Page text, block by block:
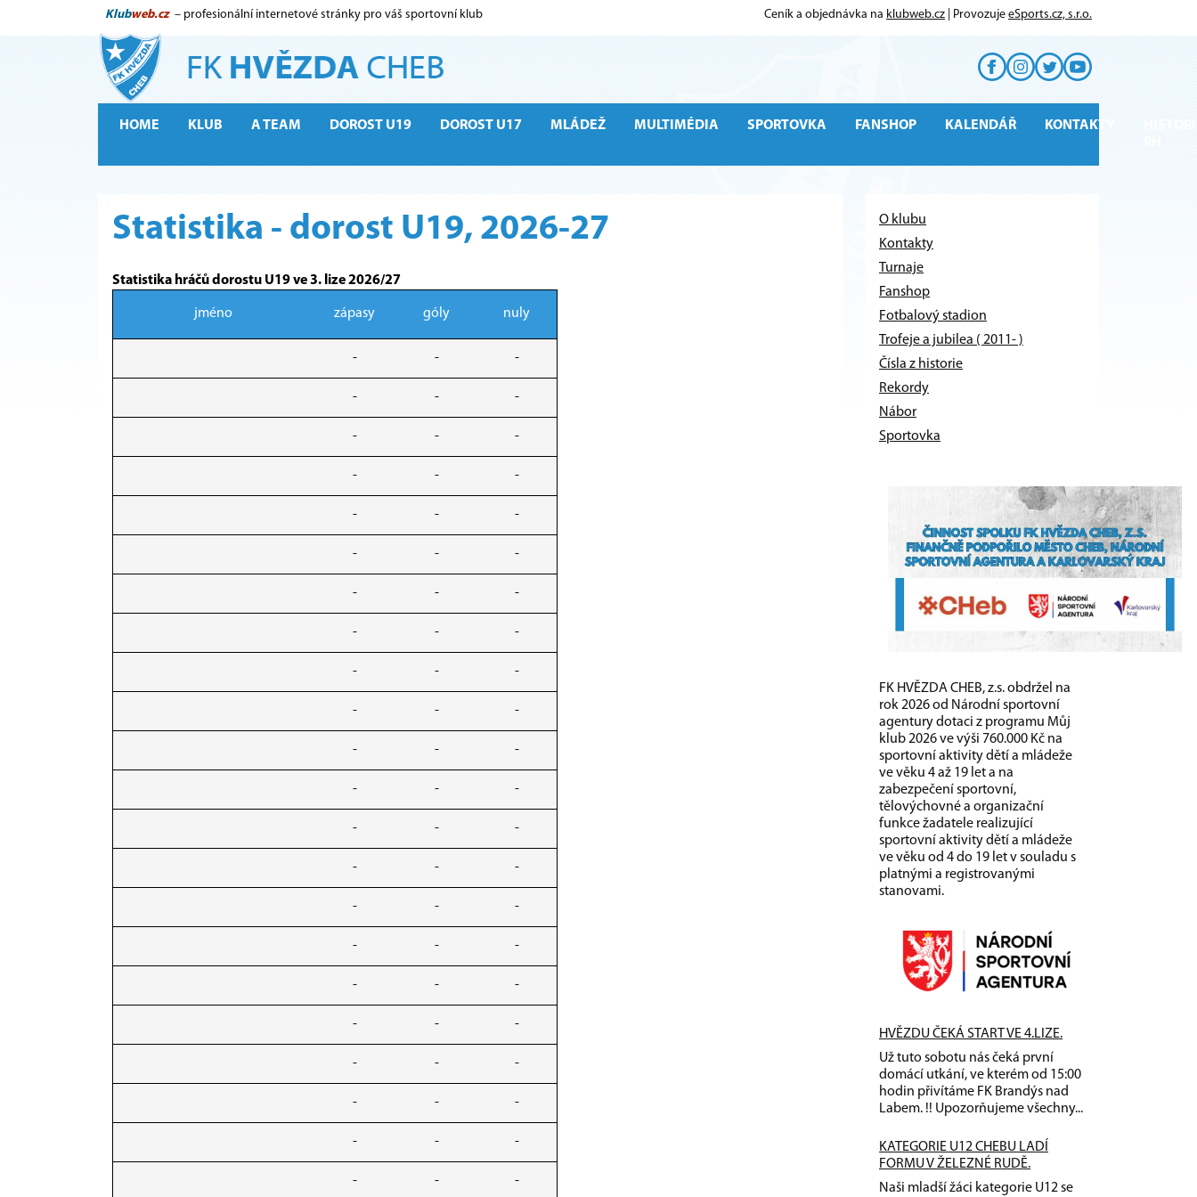
Klubweb.cz – profesionální internetové stránky pro váš sportovní klub Ceník a objednávka na klubweb.cz | Provozuje eSports.cz, s.r.o.
HOME KLUB A TEAM DOROST U19 DOROST U17 MLÁDEŽ MULTIMÉDIA SPORTOVKA FANSHOP KALENDÁŘ KONTAKTY
Statistika - dorost U19, 2026-27
Statistika hráčů dorostu U19 ve 3. lize 2026/27
jméno zápasy góly nuly
- - -
- - -
- - -
- - -
- - -
- - -
- - -
- - -
- - -
- - -
- - -
- - -
- - -
- - -
- - -
- - -
- - -
- - -
- - -
- - -
- - -
- - -
O klubu
Kontakty
Turnaje
Fanshop
Fotbalový stadion
Trofeje a jubilea ( 2011- )
Čísla z historie
Rekordy
Nábor
Sportovka
FK HVĚZDA CHEB, z.s. obdržel na
rok 2026 od Národní sportovní
agentury dotaci z programu Můj
klub 2026 ve výši 760.000 Kč na
sportovní aktivity dětí a mládeže
ve věku 4 až 19 let a na
zabezpečení sportovní,
tělovýchovné a organizační
funkce žadatele realizující
sportovní aktivity dětí a mládeže
ve věku od 4 do 19 let v souladu s
platnými a registrovanými
stanovami.
HVĚZDU ČEKÁ START VE 4.LIZE.
Už tuto sobotu nás čeká první
domácí utkání, ve kterém od 15:00
hodin přivítáme FK Brandýs nad
Labem. !! Upozorňujeme všechny...
KATEGORIE U12 CHEBU LADÍ
FORMU V ŽELEZNÉ RUDĚ.
Naši mladší žáci kategorie U12 se